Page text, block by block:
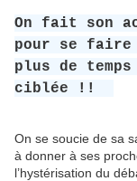
On fait son
pour se faire
plus de
ciblée !!
On se soucie de sa
à donner à ses
l’hystérisation du